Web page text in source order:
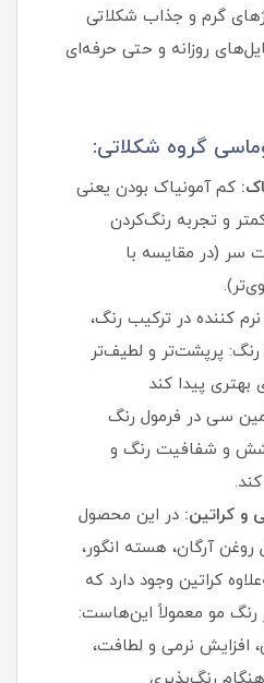
گرم و جذاب شکلاتی
روزانه و حتی حرفه‌ای
گروه شکلاتی:
کم‌ آمونیاک بودن یعنی
و تجربه رنگ‌کردن
سر (در مقایسه با
کننده در ترکیب رنگ،
پرپشت‌تر و لطیف‌تر
پیدا کند
سی در فرمول رنگ
و شفافیت رنگ و
و کراتین: در این محصول
آرگان، هسته انگور،
کراتین وجود دارد که
مو معمولاً این‌هاست:
نرمی و لطافت،